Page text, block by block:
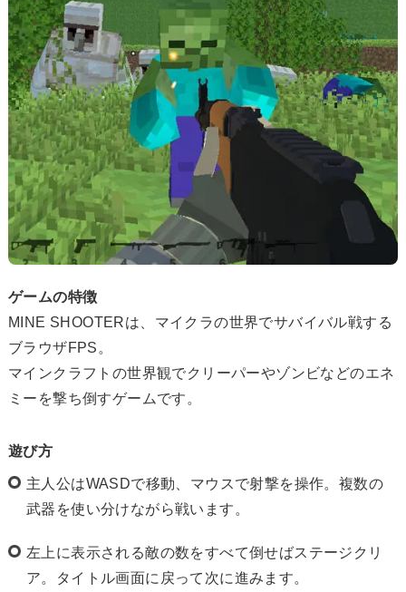
ゲームの特徴
MINE SHOOTERは、マイクラの世界でサバイバル戦する
ブラウザFPS。
マインクラフトの世界観でクリーパーやゾンビなどのエネ
ミーを撃ち倒すゲームです。
遊び方
主人公はWASDで移動、マウスで射撃を操作。複数の
武器を使い分けながら戦います。
左上に表示される敵の数をすべて倒せばステージクリ
ア。タイトル画面に戻って次に進みます。